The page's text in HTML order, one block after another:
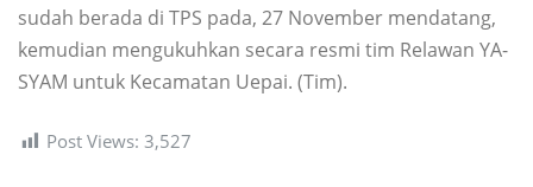
sudah berada di TPS pada, 27 November mendatang,
kemudian mengukuhkan secara resmi tim Relawan YA-
SYAM untuk Kecamatan Uepai. (Tim).
Post Views: 3,527